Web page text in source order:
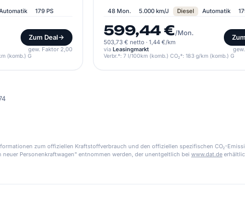
179 PS
Zum Deal
gew. Faktor 2,00
(komb.) G
48 Mon. 5.000 km/J Diesel Automatik
599,44 €/Mon.
503,73 € netto · 1,44 €/km
via Leasingmarkt
Verbr.*: 7 l/100km (komb.) CO₂*: 183 g/km (komb.) G
zum offiziellen Kraftstoffverbrauch und den offiziellen spezifischen CO₂-
neuer Personenkraftwagen" entnommen werden, der unentgeltlich bei www.dat.de